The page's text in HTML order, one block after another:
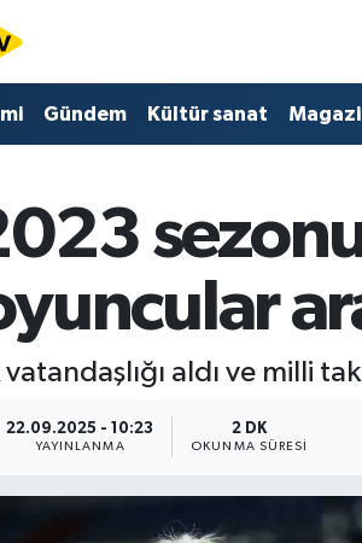
Gündem Kültür sanat
aldı ve milli
22.09.2025 - 10:23
YAYINLANMA
2 DK
OKUNMA SÜRESI